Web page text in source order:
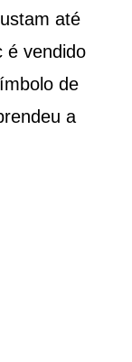
até
é vendido
de
a